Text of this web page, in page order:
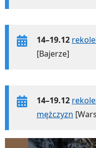
14–19.12
[Bajerze]
14–19.12
mężczyzn